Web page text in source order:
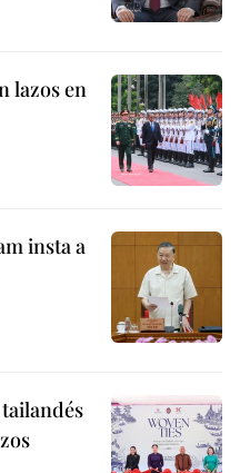
lazos en
insta a